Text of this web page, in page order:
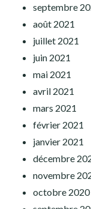
septembre
août 2021
juillet 2021
juin 2021
mai 2021
avril 2021
mars 2021
février 2021
janvier 2021
décembre
novembre
octobre 2020